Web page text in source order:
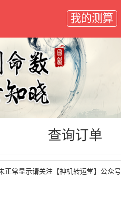
我的测算
查询订单
正常显示请关注【神机转运堂】公众号